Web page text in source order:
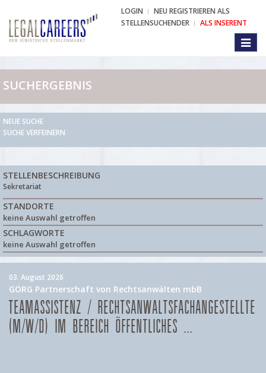
LOGIN
NEU REGISTRIEREN ALS
STELLENSUCHENDER
ALS INSERENT
SUCHERGEBNIS
NEUE SUCHE
SUCHE VERFEINERN
STELLENBESCHREIBUNG
Sekretariat
STANDORTE
keine Auswahl getroffen
SCHLAGWORTE
keine Auswahl getroffen
03. August 2026
GÖRG Partnerschaft von Rechtsanwälten mbB
TEAMASSISTENZ / RECHTSANWALTSFACHANGESTELLTE
(M/W/D) IM BEREICH ÖFFENTLICHES ...